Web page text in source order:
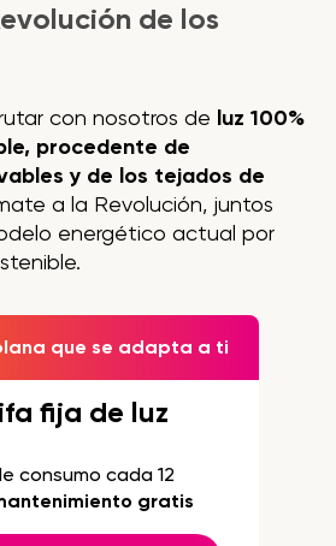
de los
con nosotros de luz 100%
procedente de
y de los tejados de
a la Revolución, juntos
energético actual por
que se adapta a ti
fija de luz
consumo cada 12
gratis